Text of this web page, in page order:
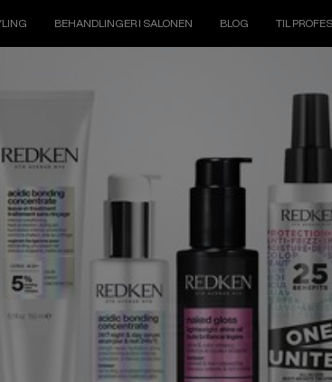
BEHANDLINGER I SALONEN BLOG TIL